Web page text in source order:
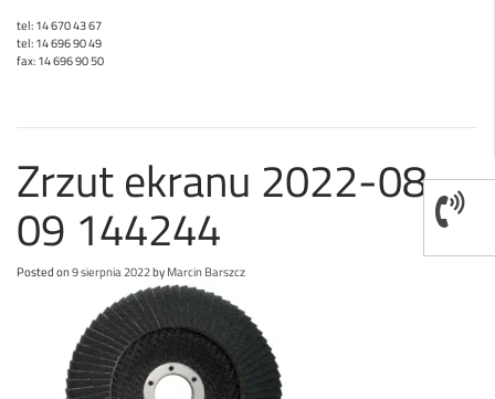
tel: 14 670 43 67
tel: 14 696 90 49
fax: 14 696 90 50
Zrzut ekranu 2022-08-
09 144244
Posted on9 sierpnia 2022byMarcin Barszcz